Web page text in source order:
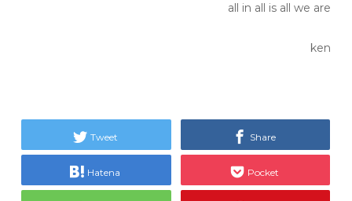
all in all is all we are
ken
Tweet Share
Hatena Pocket